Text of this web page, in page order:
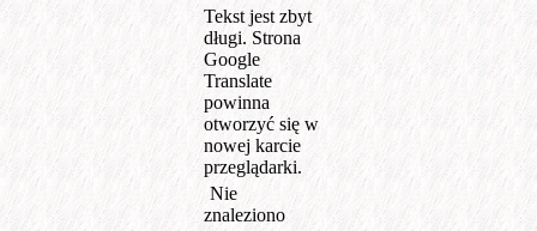
Tekst jest zbyt
długi. Strona
Google
Translate
powinna
otworzyć się w
nowej karcie
przeglądarki.
Nie
znaleziono